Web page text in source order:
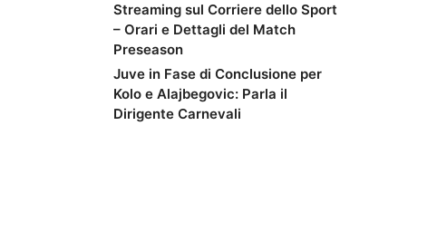
Streaming sul Corriere dello Sport
– Orari e Dettagli del Match
Preseason
Juve in Fase di Conclusione per
Kolo e Alajbegovic: Parla il
Dirigente Carnevali